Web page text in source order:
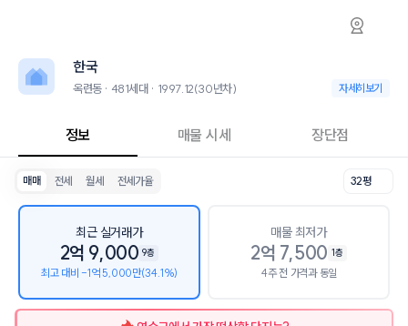
옥련동 한국 아파트 시세·실거래가·2년뒤 가격
한국은 옥련동에 위치한 481세대 아파트로, 1997.12 입주한 30년차 단
2026년 8월 9일 기준 24평형의 매매 시세는 2.3억, 전세는 1.9억입니
인근 학군으로는 인천능허대초등학교, 인송중학교, 송도고등학교가 있
최고 25층, 용적률 301%, 건폐율 21%의 단지입니다.
한국
옥련동 · 481세대 · 1997.12(30년차) 옥련동 · 481세
자세히보기
정보 매물 시세 장단점
매매 전세 월세 전세가율 32평
최근 실거래가
2억 9,000 9층
최고 대비 -1억 5,000만(34.1%)
매물 최저가
2억 7,500 1층
4주 전 가격과 동일